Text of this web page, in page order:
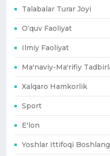
Talabalar Turar Joyi
O‘quv Faoliyat
Ilmiy Faoliyat
Ma'naviy-Ma'rifiy
Xalqaro Hamkorlik
Sport
E'lon
Yoshlar Ittifoqi